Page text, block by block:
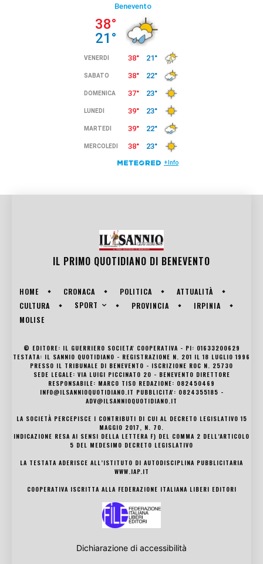
IL PRIMO QUOTIDIANO DI BENEVENTO
HOME CRONACA POLITICA
ATTUALITÀ
CULTURA
SPORT PROVINCIA
IRPINIA
MOLISE
© EDITORE: IL GUERRIERO SOCIETA' COOPERATIVA - PI: 01633200629
TESTATA: IL SANNIO QUOTIDIANO - REGISTRAZIONE N. 201 IL 18 LUGLIO 1996
PRESSO IL TRIBUNALE DI BENEVENTO - ISCRIZIONE ROC N. 25730
SEDE LEGALE: VIA LUIGI PICCINATO 20 - BENEVENTO DIRETTORE
RESPONSABILE: MARCO TISO REDAZIONE: 082450469
INFO@ILSANNIOQUOTIDIANO.IT PUBBLICITA': 0824355185 -
ADV@ILSANNIOQUOTIDIANO.IT
LA SOCIETÀ PERCEPISCE I CONTRIBUTI DI CUI AL DECRETO LEGISLATIVO 15
MAGGIO 2017, N. 70.
INDICAZIONE RESA AI SENSI DELLA LETTERA F) DEL COMMA 2 DELL’ARTICOLO
5 DEL MEDESIMO DECRETO LEGISLATIVO
LA TESTATA ADERISCE ALL’ISTITUTO DI AUTODISCIPLINA PUBBLICITARIA
WWW.IAP.IT
COOPERATIVA ISCRITTA ALLA FEDERAZIONE ITALIANA LIBERI EDITORI
Dichiarazione di accessibilità